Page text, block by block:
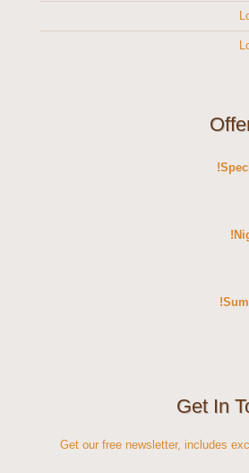
Get In
Get our free newsletter, includes